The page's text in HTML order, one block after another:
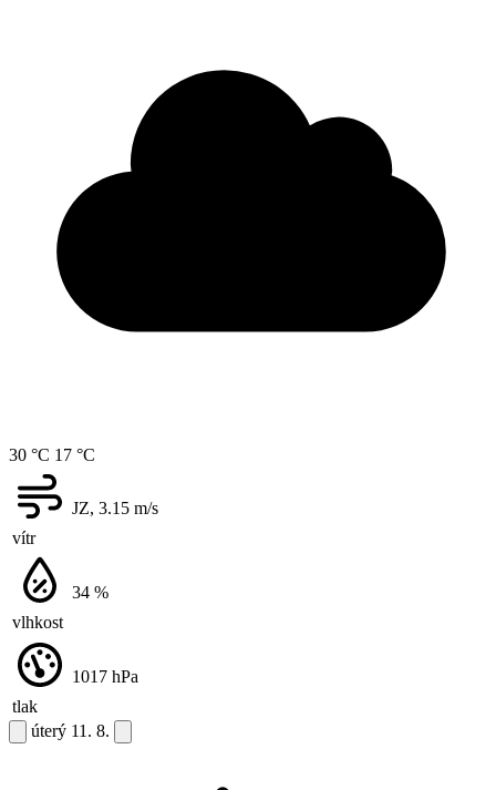
30 °C 17 °C
vítr
JZ, 3.15 m/s
vlhkost
34 %
tlak
1017 hPa
úterý 11. 8.